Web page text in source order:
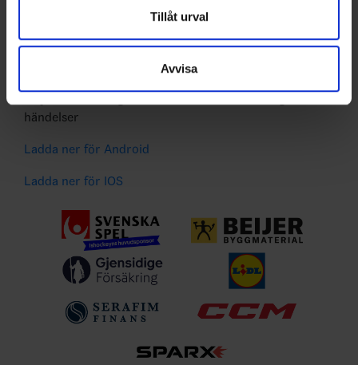
Dessa kan i sin tur kombinera informationen med annan
samlat in när du har använt deras tjänster.
Tillåt urval
Avvisa
Liverapportering
händelser
Ladda ner för Android
Ladda ner för IOS